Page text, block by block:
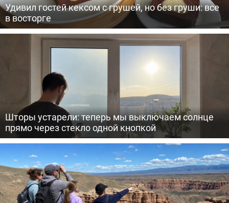
Удивил гостей кексом с грушей, но без груши: все
в восторге
Шторы устарели: теперь мы выключаем солнце
прямо через стекло одной кнопкой